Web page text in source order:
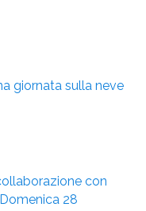
giornata sulla neve
con
28